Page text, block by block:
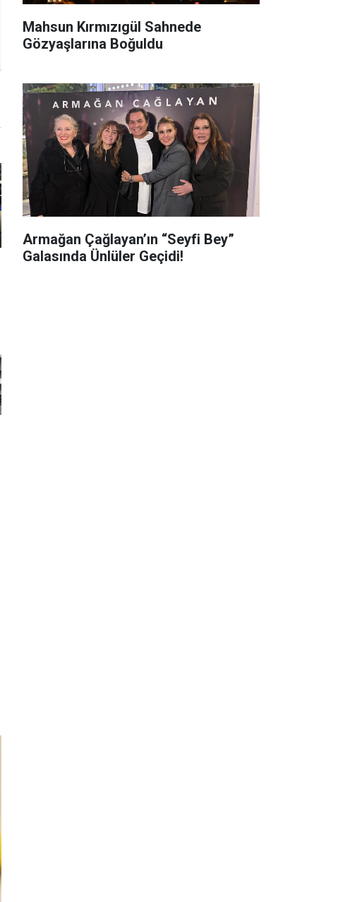
Mahsun Kırmızıgül Sahnede
Gözyaşlarına Boğuldu
Armağan Çağlayan’ın “Seyfi Bey”
Galasında Ünlüler Geçidi!